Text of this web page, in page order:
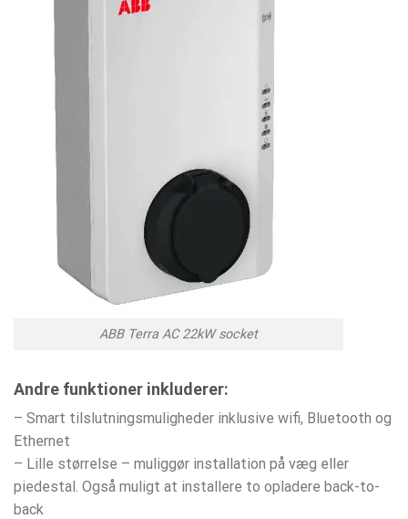
ABB Terra AC 22kW socket
Andre funktioner inkluderer:
– Smart tilslutningsmuligheder inklusive wifi, Bluetooth og
Ethernet
– Lille størrelse – muliggør installation på væg eller
piedestal. Også muligt at installere to opladere back-to-
back